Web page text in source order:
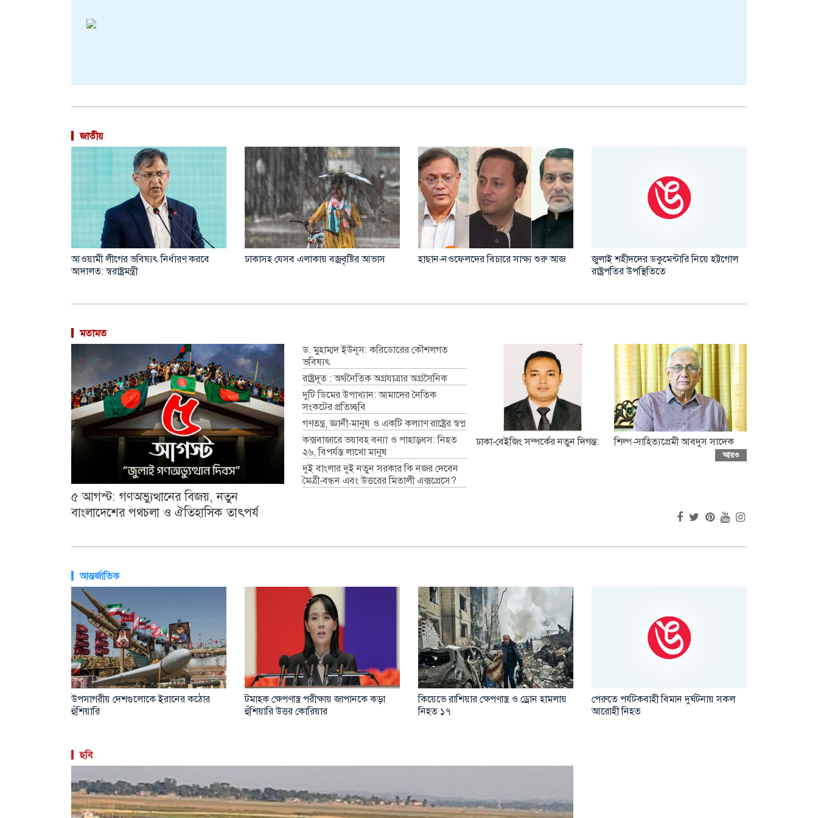
জাতীয়
আওয়ামী লীগের ভবিষ্যৎ নির্ধারণ করবে
আদালত: স্বরাষ্ট্রমন্ত্রী
ঢাকাসহ যেসব এলাকায় বজ্রবৃষ্টির আভাস হাছান-নওফেলদের বিচারে সাক্ষ্য শুরু আজ
জুলাই শহীদদের ডকুমেন্টারি নিয়ে হট্টগোল
রাষ্ট্রপতির উপস্থিতিতে
মতামত
৫ আগস্ট: গণঅভ্যুত্থানের বিজয়, নতুন
বাংলাদেশের পথচলা ও ঐতিহাসিক তাৎপর্য
ড. মুহাম্মদ ইউনূস: করিডোরের কৌশলগত
ভবিষ্যৎ
রাষ্ট্রদূত : অর্থনৈতিক অগ্রযাত্রার অগ্রসৈনিক
দুটি ডিমের উপাখ্যান: আমাদের নৈতিক
সংকটের প্রতিচ্ছবি
গণতন্ত্র, জ্ঞানী-মানুষ ও একটি কল্যাণ রাষ্ট্রের স্বপ্ন
কক্সবাজারে ভয়াবহ বন্যা ও পাহাড়ধস: নিহত
২৬, বিপর্যস্ত লাখো মানুষ
দুই বাংলার দুই নতুন সরকার কি নজর দেবেন
মৈত্রী-বন্ধন এবং উত্তরের মিতালী এক্সপ্রেসে?
ঢাকা-বেইজিং সম্পর্কের নতুন দিগন্ত: শিল্প-সাহিত্যপ্রেমী আবদুস সাদেক
আরও
আন্তর্জাতিক
উপসাগরীয় দেশগুলোকে ইরানের কঠোর
হুঁশিয়ারি
টমাহক ক্ষেপণাস্ত্র পরীক্ষায় জাপানকে কড়া
হুঁশিয়ারি উত্তর কোরিয়ার
কিয়েভে রাশিয়ার ক্ষেপণাস্ত্র ও ড্রোন হামলায়
নিহত ১৭
পেরুতে পর্যটকবাহী বিমান দুর্ঘটনায় সকল
আরোহী নিহত
ছবি